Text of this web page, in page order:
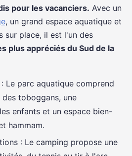
pour les vacanciers. Avec un
, un grand espace aquatique et
sur place, il est l'un des
plus appréciés du Sud de la
Le parc aquatique comprend
des toboggans, une
enfants et un espace bien-
hammam.
: Le camping propose une